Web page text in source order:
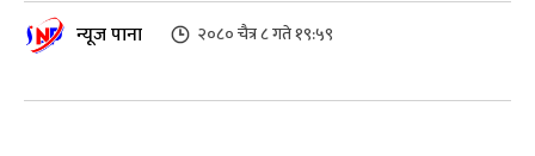
न्यूज पाना २०८० चैत्र ८ गते १९:५९